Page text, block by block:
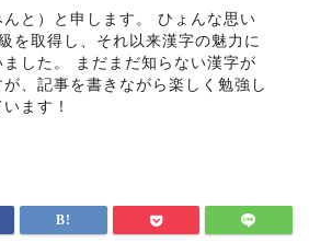
と）と申します。 ひょんな思い
を取得し、それ以来漢字の魅力に
した。 まだまだ知らない漢字が
、記事を書きながら楽しく勉強し
ます！